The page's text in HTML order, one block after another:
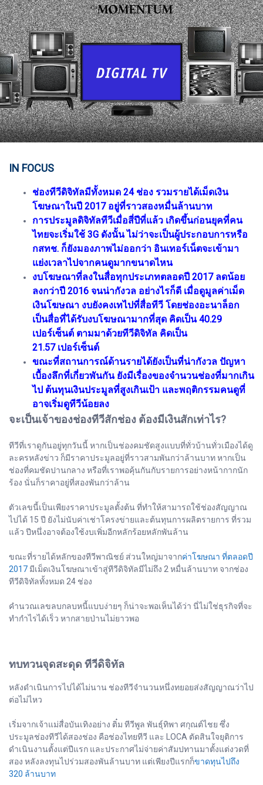
IN FOCUS
ช่องทีวีดิจิทัลมีทั้งหมด 24 ช่อง รวมรายได้เม็ดเงิน
โฆษณาในปี 2017 อยู่ที่ราวสองหมื่นล้านบาท
การประมูลดิจิทัลทีวีเมื่อสี่ปีที่แล้ว เกิดขึ้นก่อนยุคที่คน
ไทยจะเริ่มใช้ 3G ดังนั้น ไม่ว่าจะเป็นผู้ประกอบการหรือ
กสทช. ก็ยังมองภาพไม่ออกว่า อินเทอร์เน็ตจะเข้ามา
แย่งเวลาไปจากคนดูมากขนาดไหน
งบโฆษณาที่ลงในสื่อทุกประเภทตลอดปี 2017 ลดน้อย
ลงกว่าปี 2016 จนน่ากังวล อย่างไรก็ดี เมื่อดูมูลค่าเม็ด
เงินโฆษณา งบยังคงเทไปที่สื่อทีวี โดยช่องอะนาล็อก
เป็นสื่อที่ได้รับงบโฆษณามากที่สุด คิดเป็น 40.29
เปอร์เซ็นต์ ตามมาด้วยทีวีดิจิทัล คิดเป็น
21.57 เปอร์เซ็นต์
ขณะที่สถานการณ์ด้านรายได้ยังเป็นที่น่ากังวล ปัญหา
เบื้องลึกที่เกี่ยวพันกัน ยังมีเรื่องของจำนวนช่องที่มากเกิน
ไป ต้นทุนเงินประมูลที่สูงเกินเป้า และพฤติกรรมคนดูที่
อาจเริ่มดูทีวีน้อยลง
จะเป็นเจ้าของช่องทีวีสักช่อง ต้องมีเงินสักเท่าไร?
ทีวีที่เราดูกันอยู่ทุกวันนี้ หากเป็นช่องคมชัดสูงแบบที่ทั่วบ้านทั่วเมืองได้ดู
ละครหลังข่าว ก็มีราคาประมูลอยู่ที่ราวสามพันกว่าล้านบาท หากเป็น
ช่องที่คมชัดปานกลาง หรือที่เราพอคุ้นกันกับรายการอย่างหน้ากากนัก
ร้อง นั่นก็ราคาอยู่ที่สองพันกว่าล้าน
ตัวเลขนี้เป็นเพียงราคาประมูลตั้งต้น ที่ทำให้สามารถใช้ช่องสัญญาณ
ไปได้ 15 ปี ยังไม่นับค่าเช่าโครงข่ายและต้นทุนการผลิตรายการ ที่รวม
แล้ว ปีหนึ่งอาจต้องใช้งบเพิ่มอีกหลักร้อยหลักพันล้าน
ขณะที่รายได้หลักของทีวีพาณิชย์ ส่วนใหญ่มาจากค่าโฆษณา ที่ตลอดปี
2017 มีเม็ดเงินโฆษณาเข้าสู่ทีวีดิจิทัลมีไม่ถึง 2 หมื่นล้านบาท จากช่อง
ทีวีดิจิทัลทั้งหมด 24 ช่อง
คำนวณเลขลบกลบหนี้แบบง่ายๆ ก็น่าจะพอเห็นได้ว่า นี่ไม่ใช่ธุรกิจที่จะ
ทำกำไรได้เร็ว หากสายป่านไม่ยาวพอ
ทบทวนจุดสะดุด ทีวีดิจิทัล
หลังดำเนินการไปได้ไม่นาน ช่องทีวีจำนวนหนึ่งทยอยส่งสัญญาณว่าไป
ต่อไม่ไหว
เริ่มจากเจ้าแม่สื่อบันเทิงอย่าง ติ๋ม ทีวีพูล พันธุ์ทิพา ศกุณต์ไชย ซึ่ง
ประมูลช่องทีวีได้สองช่อง คือช่องไทยทีวี และ LOCA ตัดสินใจยุติการ
ดำเนินงานตั้งแต่ปีแรก และประกาศไม่จ่ายค่าสัมปทานมาตั้งแต่งวดที่
สอง หลังลงทุนไปร่วมสองพันล้านบาท แต่เพียงปีแรกก็ขาดทุนไปถึง
320 ล้านบาท